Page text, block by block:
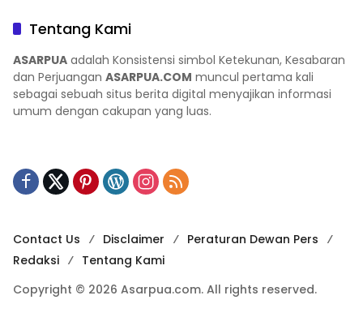
Tentang Kami
ASARPUA adalah Konsistensi simbol Ketekunan, Kesabaran
dan Perjuangan ASARPUA.COM muncul pertama kali
sebagai sebuah situs berita digital menyajikan informasi
umum dengan cakupan yang luas.
Contact Us Disclaimer
Peraturan Dewan Pers
Redaksi
Tentang Kami
Copyright © 2026 Asarpua.com. All rights reserved.